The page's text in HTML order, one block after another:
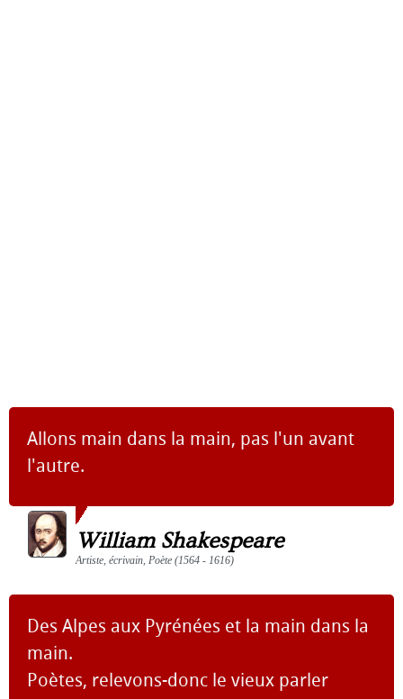
Allons main dans la main, pas l'un avant
l'autre.
William Shakespeare
Artiste, écrivain, Poète (1564 - 1616)
Des Alpes aux Pyrénées et la main dans la
main.
Poètes, relevons-donc le vieux parler